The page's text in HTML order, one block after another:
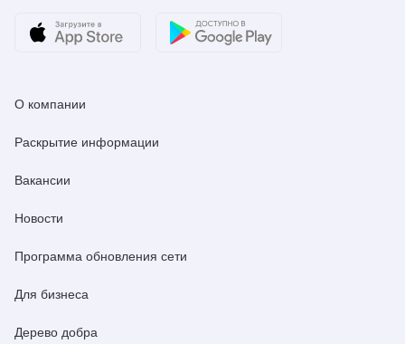
О компании
Раскрытие информации
Вакансии
Новости
Программа обновления сети
Для бизнеса
Дерево добра